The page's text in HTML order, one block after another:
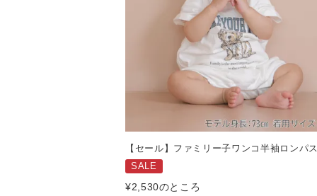
【セール】ファミリー子ワンコ半袖ロンパ
SALE
¥2,530のところ